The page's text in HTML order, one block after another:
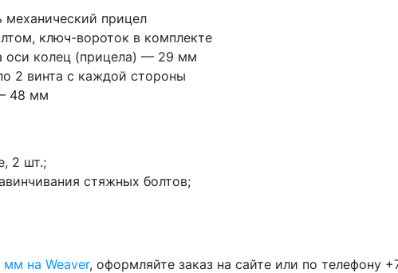
механический прицел
ключ-вороток в комплекте
оси колец (прицела) — 29 мм
2 винта с каждой стороны
48 мм
2 шт.;
стяжных болтов;
на Weaver, оформляйте заказ на сайте или по телефону